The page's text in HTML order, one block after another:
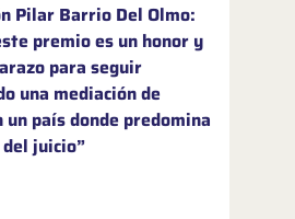
Pilar Barrio Del Olmo:
premio es un honor y
para seguir
una mediación de
un país donde predomina
juicio”